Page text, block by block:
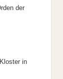
der
in